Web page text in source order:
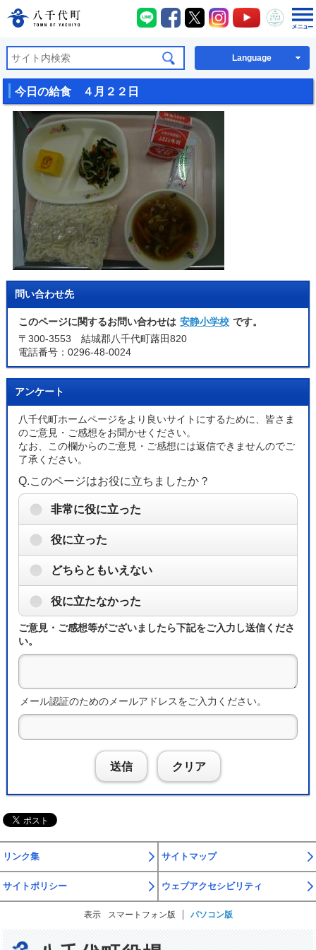
八千代町公式ホームページ
八千代町LINE
八千代町Facebook
八千代町X八千代町Instagram
八千代町
八千
Language
今日の給食 ４月２２日
問い合わせ先
このページに関するお問い合わせは 安静小学校 です。
〒300-3553 結城郡八千代町蕗田820
電話番号：0296-48-0024
アンケート
八千代町ホームページをより良いサイトにするために、皆さま
のご意見・ご感想をお聞かせください。
なお、この欄からのご意見・ご感想には返信できませんのでご
了承ください。
Q.このページはお役に立ちましたか？
非常に役に立った
役に立った
どちらともいえない
役に立たなかった
ご意見・ご感想等がございましたら下記をご入力し送信くださ
い。
メール認証のためのメールアドレスをご入力ください。
送信 クリア
リンク集 サイトマップ
サイトポリシー ウェブアクセシビリティ
表示 スマートフォン版 パソコン版